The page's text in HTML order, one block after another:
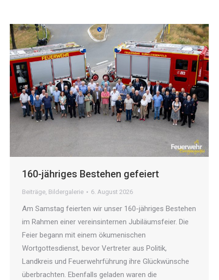
160-jähriges Bestehen gefeiert
Beiträge, Bildergalerie 6. August 2026
Am Samstag feierten wir unser 160-jähriges Bestehen
im Rahmen einer vereinsinternen Jubiläumsfeier. Die
Feier begann mit einem ökumenischen
Wortgottesdienst, bevor Vertreter aus Politik,
Landkreis und Feuerwehrführung ihre Glückwünsche
überbrachten. Ebenfalls geladen waren die